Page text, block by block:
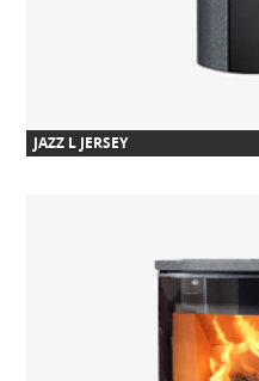
JAZZ L JERSEY